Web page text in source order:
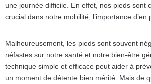
une journée difficile. En effet, nos pieds sont
crucial dans notre mobilité, l’importance
Malheureusement, les pieds sont souvent
néfastes sur notre santé et notre bien-être
technique simple et efficace peut aider à
un moment de détente bien mérité. Mais de